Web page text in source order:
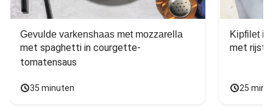
Gevulde varkenshaas met mozzarella
met spaghetti in courgette-
tomatensaus
35 minuten
Kipfilet in
met rijst,
25